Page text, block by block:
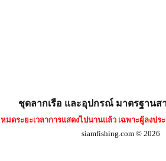
ชุดลากเรือ และอุปกรณ์ มาตรฐานส
หมดระยะเวลาการแสดงไปนานแล้ว เฉพาะผู้ลงปร
siamfishing.com © 2026